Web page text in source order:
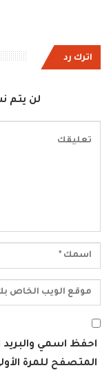
اترك رد
لن يتم
احفظ اسمي والبريد
المتصفح للمرة